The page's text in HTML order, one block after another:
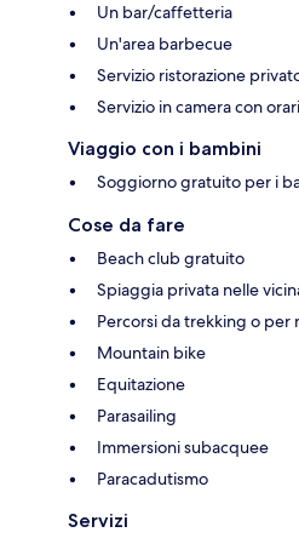
Un bar/caffetteria
Un'area barbecue
Servizio ristorazione
Servizio in camera con
Viaggio con i bambini
Soggiorno gratuito per i
Cose da fare
Beach club gratuito
Spiaggia privata nelle
Percorsi da trekking o per
Mountain bike
Equitazione
Parasailing
Immersioni subacquee
Paracadutismo
Servizi